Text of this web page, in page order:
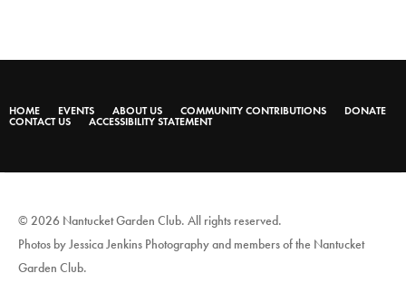
HOME EVENTS ABOUT US COMMUNITY CONTRIBUTIONS
DONATE
CONTACT US
ACCESSIBILITY STATEMENT
© 2026 Nantucket Garden Club. All rights reserved.
Photos by Jessica Jenkins Photography and members of the Nantucket
Garden Club.